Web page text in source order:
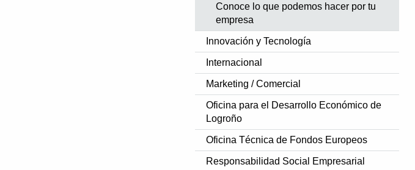
Conoce lo que podemos hacer por tu
empresa
Innovación y Tecnología
Internacional
Marketing / Comercial
Oficina para el Desarrollo Económico de
Logroño
Oficina Técnica de Fondos Europeos
Responsabilidad Social Empresarial